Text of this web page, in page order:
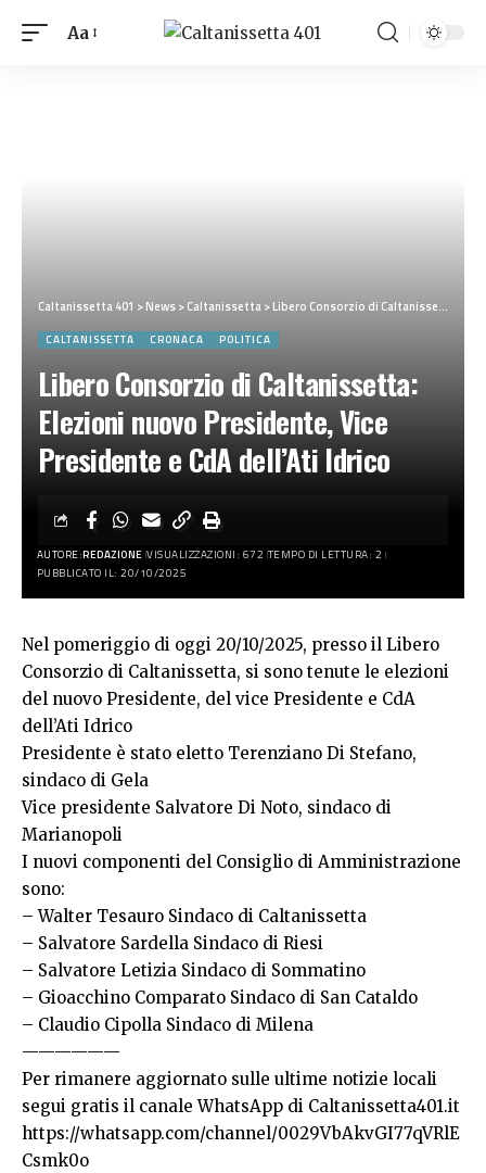
Aa
Caltanissetta 401 >News>Caltanissetta>Libero Consorzio di Caltanissetta: Elezioni nuovo Presidente, Vice Presidente e CdA dell’Ati Idrico
CALTANISSETTA CRONACA POLITICA
Libero Consorzio di Caltanissetta:
Elezioni nuovo Presidente, Vice
Presidente e CdA dell’Ati Idrico
AUTORE:REDAZIONE VISUALIZZAZIONI: 672 TEMPO DI LETTURA: 2
PUBBLICATO IL: 20/10/2025
Nel pomeriggio di oggi 20/10/2025, presso il Libero
Consorzio di Caltanissetta, si sono tenute le elezioni
del nuovo Presidente, del vice Presidente e CdA
dell’Ati Idrico
Presidente è stato eletto Terenziano Di Stefano,
sindaco di Gela
Vice presidente Salvatore Di Noto, sindaco di
Marianopoli
I nuovi componenti del Consiglio di Amministrazione
sono:
– Walter Tesauro Sindaco di Caltanissetta
– Salvatore Sardella Sindaco di Riesi
– Salvatore Letizia Sindaco di Sommatino
– Gioacchino Comparato Sindaco di San Cataldo
– Claudio Cipolla Sindaco di Milena
——————
Per rimanere aggiornato sulle ultime notizie locali
segui gratis il canale WhatsApp di Caltanissetta401.it
https://whatsapp.com/channel/0029VbAkvGI77qVRlE
Csmk0o